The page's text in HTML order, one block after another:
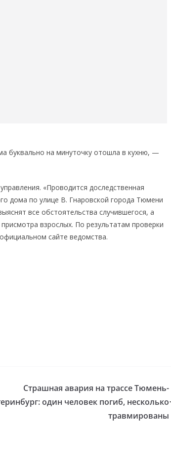
буквально на минуточку отошла в кухню, —
«Проводится доследственная
дома по улице В. Гнаровской города Тюмени
все обстоятельства случившегося, а
взрослых. По результатам проверки
сайте ведомства.
Страшная авария на трассе Тюмень-
один человек погиб, несколько
травмированы